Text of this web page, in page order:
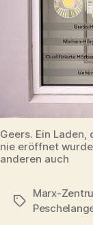
Geers. Ein
nie eröffnet
anderen auch
Schlagwörter
Marx-